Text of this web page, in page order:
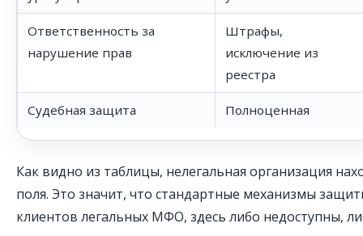
Ответственность за
нарушение прав
Штрафы,
исключение из
реестра
Судебная защита Полноценная
Как видно из таблицы, нелегальная организация
поля. Это значит, что стандартные механизмы
клиентов легальных МФО, здесь либо недоступны,